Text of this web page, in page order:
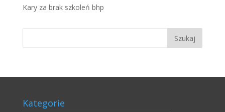
Kary za brak szkoleń bhp
Kategorie